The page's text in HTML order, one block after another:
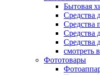
Бытовая
Средства
Средства
Средства
Средства
смотреть
Фототовары